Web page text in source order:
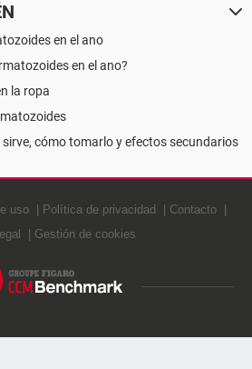
en el ano
en el ano?
la ropa
cómo tomarlo y efectos secundarios
uso Política de privacidad
Contacto
Gestión de cookies